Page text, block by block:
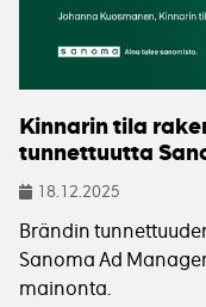
Kinnarin tila
tunnettuutta
Julkaistu
18.12.2025
Brändin
Sanoma Ad
mainonta.